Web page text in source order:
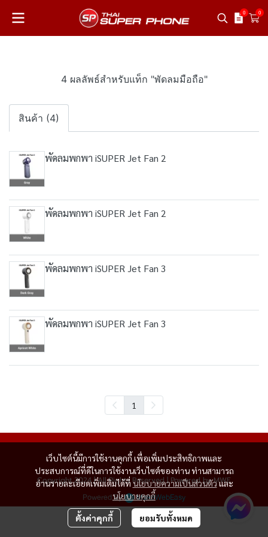
0 0
4 ผลลัพธ์สำหรับแท็ก "พัดลมมือถือ"
สินค้า (4)
พัดลมพกพา iSUPER Jet Fan 2
พัดลมพกพา iSUPER Jet Fan 2
พัดลมพกพา iSUPER Jet Fan 3
พัดลมพกพา iSUPER Jet Fan 3
1
เว็บไซต์นี้มีการใช้งานคุกกี้ เพื่อเพิ่มประสิทธิภาพและ
ประสบการณ์ที่ดีในการใช้งานเว็บไซต์ของท่าน ท่านสามารถ
อ่านรายละเอียดเพิ่มเติมได้ที่ นโยบายความเป็นส่วนตัวและ
นโยบายคุกกี้
ตั้งค่าคุกกี้ ยอมรับทั้งหมด
Copyright 2024 | All Rights Reserved | Powered by MWE
Powered By MakeWebEasy